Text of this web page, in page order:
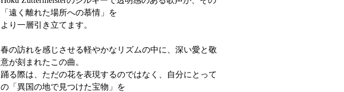
「遠く離れた場所への慕情」を
より一層引き立てます。
春の訪れを感じさせる軽やかなリズムの中に、深い愛と敬
意が刻まれたこの曲。
踊る際は、ただの花を表現するのではなく、自分にとって
の「異国の地で見つけた宝物」を